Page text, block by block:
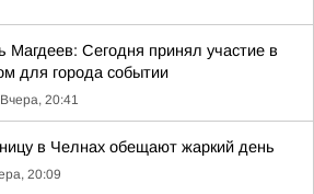
Магдеев: Сегодня принял участие в
для города событии
Вчера, 20:41
в Челнах обещают жаркий день
20:09